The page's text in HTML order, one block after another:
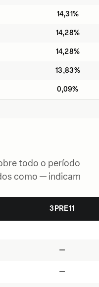
14,31%
14,28%
14,28%
13,83%
0,09%
todo o período
como — indicam
3PRE11
—
—